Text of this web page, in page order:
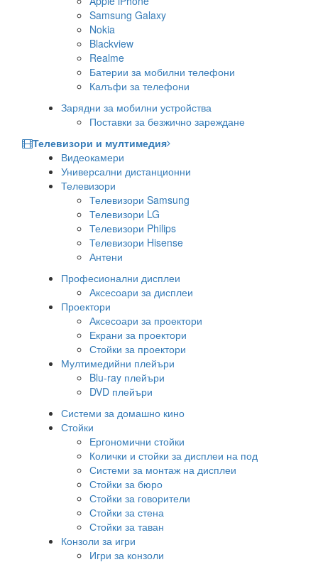
Samsung Galaxy
Nokia
Blackview
Realme
Батерии за мобилни телефони
Калъфи за телефони
Зарядни за мобилни устройства
Поставки за безжично зареждане
Телевизори и мултимедия
Видеокамери
Универсални дистанционни
Телевизори
Телевизори Samsung
Телевизори LG
Телевизори Philips
Телевизори Hisense
Антени
Професионални дисплеи
Аксесоари за дисплеи
Проектори
Аксесоари за проектори
Екрани за проектори
Стойки за проектори
Мултимедийни плейъри
Blu-ray плейъри
DVD плейъри
Системи за домашно кино
Стойки
Ергономични стойки
Колички и стойки за дисплеи на под
Системи за монтаж на дисплеи
Стойки за бюро
Стойки за говорители
Стойки за стена
Стойки за таван
Конзоли за игри
Игри за конзоли